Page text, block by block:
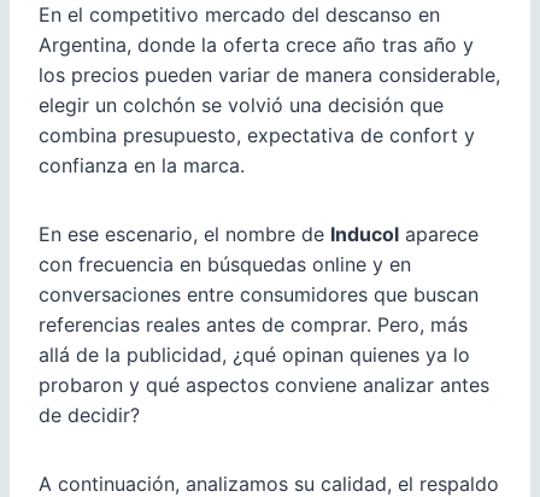
En el competitivo mercado del descanso en
Argentina, donde la oferta crece año tras año y
los precios pueden variar de manera considerable,
elegir un colchón se volvió una decisión que
combina presupuesto, expectativa de confort y
confianza en la marca.
En ese escenario, el nombre de Inducol aparece
con frecuencia en búsquedas online y en
conversaciones entre consumidores que buscan
referencias reales antes de comprar. Pero, más
allá de la publicidad, ¿qué opinan quienes ya lo
probaron y qué aspectos conviene analizar antes
de decidir?
A continuación, analizamos su calidad, el respaldo